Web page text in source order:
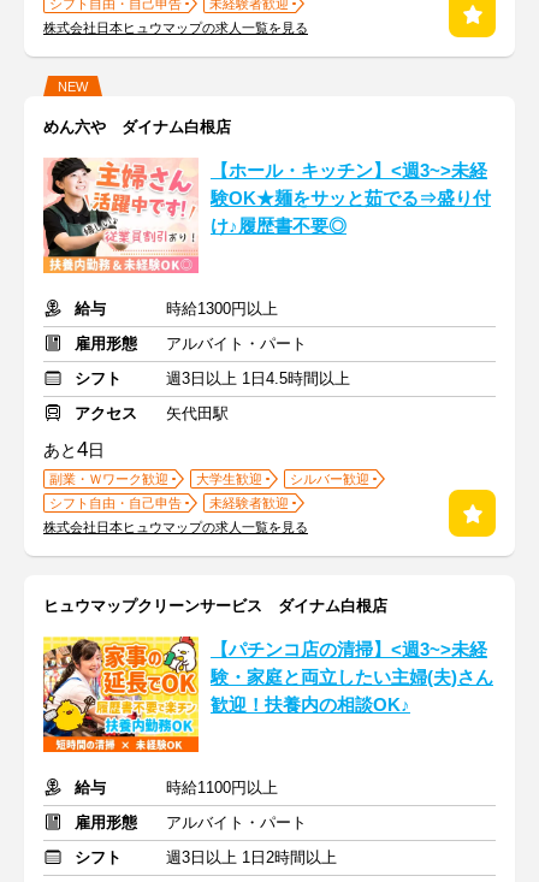
シフト自由・自己申告
未経験者歓迎
株式会社日本ヒュウマップの求人一覧を見る
NEW
めん六や ダイナム白根店
【ホール・キッチン】<週3~>未経
験OK★麺をサッと茹でる⇒盛り付
け♪履歴書不要◎
給与
時給1300円以上
雇用形態
アルバイト・パート
シフト
週3日以上 1日4.5時間以上
アクセス
矢代田駅
あと4日
副業・Ｗワーク歓迎 大学生歓迎
シルバー歓迎
シフト自由・自己申告
未経験者歓迎
株式会社日本ヒュウマップの求人一覧を見る
ヒュウマップクリーンサービス ダイナム白根店
【パチンコ店の清掃】<週3~>未経
験・家庭と両立したい主婦(夫)さん
歓迎！扶養内の相談OK♪
給与
時給1100円以上
雇用形態
アルバイト・パート
シフト
週3日以上 1日2時間以上